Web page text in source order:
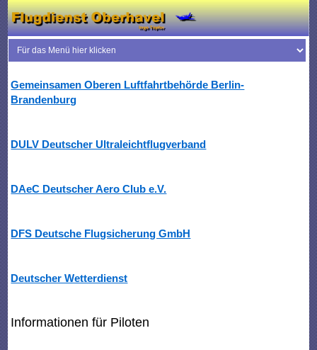
Gemeinsamen Oberen Luftfahrtbehörde Berlin-
Brandenburg
DULV Deutscher Ultraleichtflugverband
DAeC Deutscher Aero Club e.V.
DFS Deutsche Flugsicherung GmbH
Deutscher Wetterdienst
Informationen für Piloten